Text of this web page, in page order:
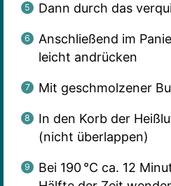
Dann durch das
Anschließend im
leicht andrücken
Mit geschmolzener
In den Korb der
(nicht überlappen)
Bei 190 °C ca. 12